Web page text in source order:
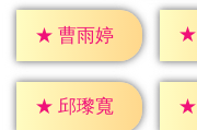
★ 曹雨婷 ★
★ 邱瓈寬 ★